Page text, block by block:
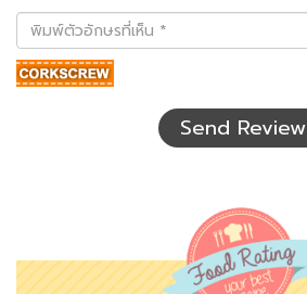
พิมพ์
ตัว
อักษร
ที่
Send Review